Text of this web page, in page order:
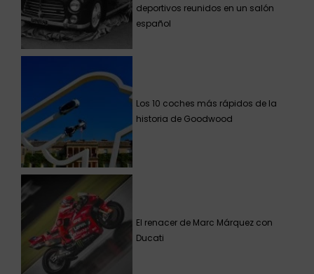
deportivos reunidos en un salón
español
Los 10 coches más rápidos de la
historia de Goodwood
El renacer de Marc Márquez con
Ducati